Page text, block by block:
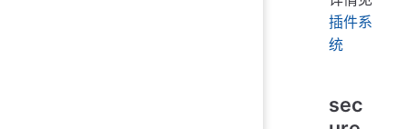
插件系
统
sec